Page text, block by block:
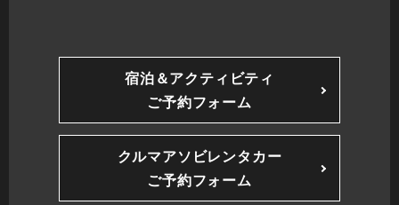
宿泊＆アクティビティ
ご予約フォーム
クルマアソビレンタカー
ご予約フォーム